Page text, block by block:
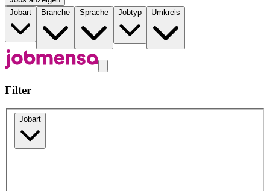
Jobart
Branche Sprache Jobtyp Umkreis
Filter
Jobart